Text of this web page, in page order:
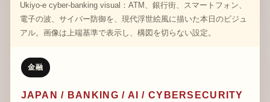
Ukiyo-e cyber-banking visual：ATM、銀行街、スマートフォン、
電子の波、サイバー防御を、現代浮世絵風に描いた本日のビジュ
アル。画像は上端基準で表示し、構図を切らない設定。
金融
JAPAN / BANKING / AI / CYBERSECURITY